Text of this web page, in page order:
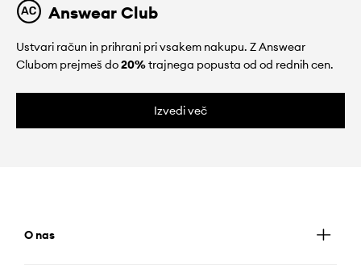
Answear Club
Ustvari račun in prihrani pri vsakem nakupu. Z Answear
Clubom prejmeš do20%trajnega popusta od od rednih cen.
Izvedi več
O nas